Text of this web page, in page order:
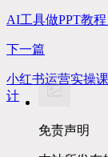
AI工具做PPT教
下一篇
小红书运营实操
计
免责声明